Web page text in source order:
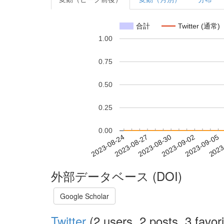
合計 Twitter (通常)
2023-08-242023-08-272023-08-302023-09-022023-09-05
0.00
0.25
0.50
0.75
1.00
外部データベース (DOI)
Google Scholar